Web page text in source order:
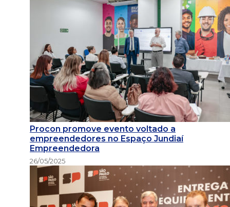
Procon promove evento voltado a
empreendedores no Espaço Jundiaí
Empreendedora
26/05/2025